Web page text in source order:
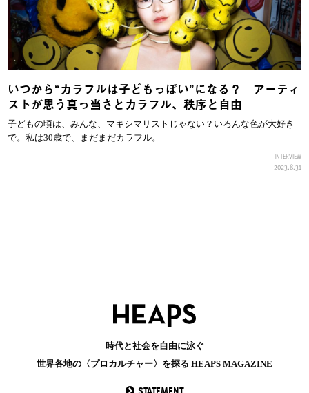
いつから“カラフルは子どもっぽい”になる？ アーティ
ストが思う真っ当さとカラフル、秩序と自由
子どもの頃は、みんな、マキシマリストじゃない？いろんな色が大好き
で。私は30歳で、まだまだカラフル。
INTERVIEW
2023.8.31
時代と社会を自由に泳ぐ
世界各地の〈プロカルチャー〉を探る HEAPS MAGAZINE
STATEMENT